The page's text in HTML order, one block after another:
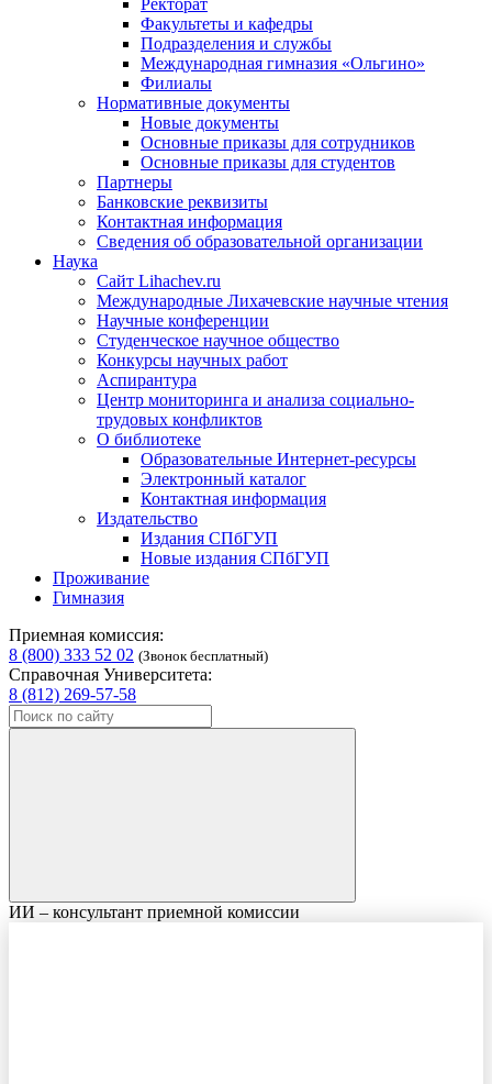
Ректорат
Факультеты и кафедры
Подразделения и службы
Международная гимназия «Ольгино»
Филиалы
Нормативные документы
Новые документы
Основные приказы для сотрудников
Основные приказы для студентов
Партнеры
Банковские реквизиты
Контактная информация
Сведения об образовательной организации
Наука
Сайт Lihachev.ru
Международные Лихачевские научные чтения
Научные конференции
Студенческое научное общество
Конкурсы научных работ
Аспирантура
Центр мониторинга и анализа социально-
трудовых конфликтов
О библиотеке
Образовательные Интернет-ресурсы
Электронный каталог
Контактная информация
Издательство
Издания СПбГУП
Новые издания СПбГУП
Проживание
Гимназия
Приемная комиссия:
8 (800) 333 52 02 (Звонок бесплатный)
Справочная Университета:
8 (812) 269-57-58
ИИ – консультант приемной комиссии